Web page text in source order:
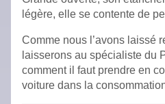
légère, elle se contente de
Comme nous l’avons laissé
laisserons au spécialiste du
comment il faut prendre en
voiture dans la